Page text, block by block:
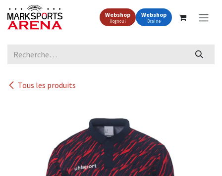
Se rendre au contenu
Webshop
Hognoul
Webshop
Braine
Tous les produits